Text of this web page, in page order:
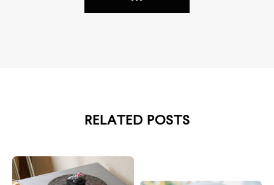
RELATED POSTS